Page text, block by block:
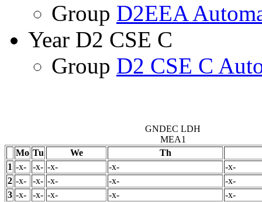
Group D2EEA
Year D2 CSE C
Group D2 CSE C
GNDEC LDH
MEA1
Mo Tu We
Th
1 -x- -x- -x- -x-
-x-
2 -x- -x- -x- -x-
-x-
3 -x- -x- -x- -x- -x-